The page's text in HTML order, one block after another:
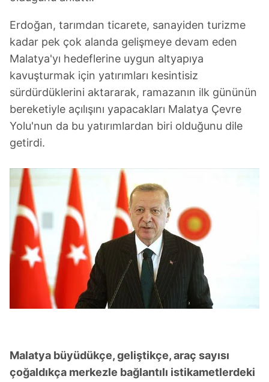
Erdoğan, tarımdan ticarete, sanayiden turizme
kadar pek çok alanda gelişmeye devam eden
Malatya'yı hedeflerine uygun altyapıya
kavuşturmak için yatırımları kesintisiz
sürdürdüklerini aktararak, ramazanın ilk gününün
bereketiyle açılışını yapacakları Malatya Çevre
Yolu'nun da bu yatırımlardan biri olduğunu dile
getirdi.
Malatya büyüdükçe, geliştikçe, araç sayısı
çoğaldıkça merkezle bağlantılı istikametlerdeki